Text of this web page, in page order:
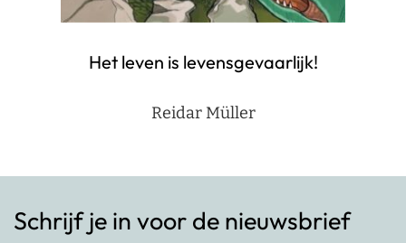
Het leven is levensgevaarlijk!
Reidar Müller
Schrijf je in voor de nieuwsbrief